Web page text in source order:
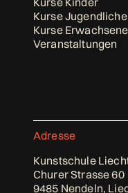
Kurse Jugendliche
Kurse Erwachsene
Veranstaltungen
Adresse
Kunstschule
Churer Strasse 60
9485 Nendeln,